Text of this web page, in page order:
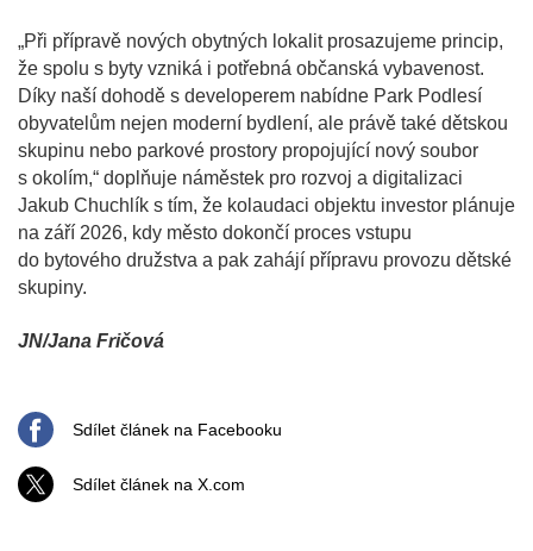
„Při přípravě nových obytných lokalit prosazujeme princip,
že spolu s byty vzniká i potřebná občanská vybavenost.
Díky naší dohodě s developerem nabídne Park Podlesí
obyvatelům nejen moderní bydlení, ale právě také dětskou
skupinu nebo parkové prostory propojující nový soubor
s okolím,“ doplňuje náměstek pro rozvoj a digitalizaci
Jakub Chuchlík s tím, že kolaudaci objektu investor plánuje
na září 2026, kdy město dokončí proces vstupu
do bytového družstva a pak zahájí přípravu provozu dětské
skupiny.
JN/Jana Fričová
Sdílet článek na Facebooku
Sdílet článek na X.com